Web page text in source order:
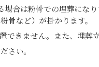
合は粉骨での埋葬にな
骨など）が掛かります。
できません。また、埋葬
さい。